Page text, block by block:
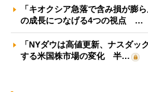
「キオクシア急落で含み損が膨
の成長につなげる4つの視点 …
「NYダウは高値更新、ナスダ
する米国株市場の変化 半…